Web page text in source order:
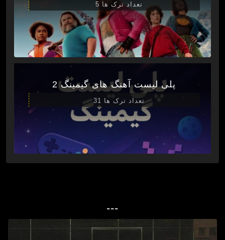
تعداد ترک ها 5
پلی لیست آهنگ های گیمینگ 2
تعداد ترک ها 31
---